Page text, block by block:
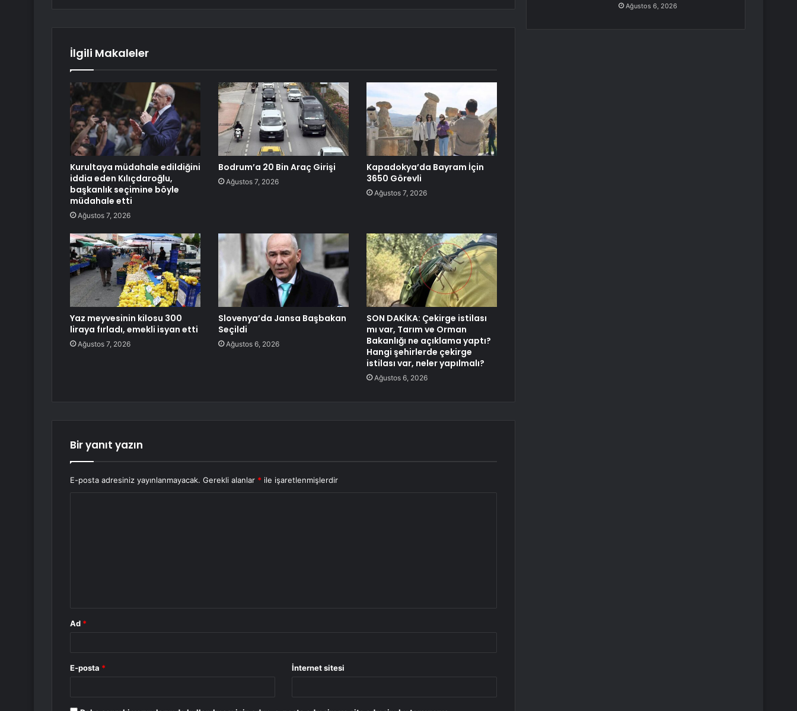
İlgili Makaleler
Kurultaya müdahale edildiğini
iddia eden Kılıçdaroğlu,
başkanlık seçimine böyle
müdahale etti
Ağustos 7, 2026
Bodrum’a 20 Bin Araç Girişi
Ağustos 7, 2026
Kapadokya’da Bayram İçin
3650 Görevli
Ağustos 7, 2026
Yaz meyvesinin kilosu 300
liraya fırladı, emekli isyan etti
Ağustos 7, 2026
Slovenya’da Jansa Başbakan
Seçildi
Ağustos 6, 2026
SON DAKİKA: Çekirge istilası
mı var, Tarım ve Orman
Bakanlığı ne açıklama yaptı?
Hangi şehirlerde çekirge
istilası var, neler yapılmalı?
Ağustos 6, 2026
Bir yanıt yazın
E-posta adresiniz yayınlanmayacak. Gerekli alanlar * ile işaretlenmişlerdir
Ad *
E-posta * İnternet sitesi
Ağustos 6, 2026